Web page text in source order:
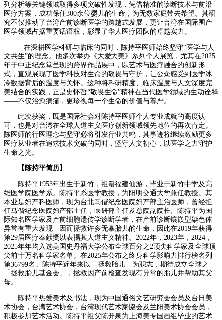
列分析等关键领域取得多项突破性发现，凭借精准的诊断技术与前沿
医疗方案，成功保住300余位婴儿的生命，为无数家庭带去希望。其研
究不仅推动了台湾产前诊断医学的跨越式发展，更让台湾在国际围产
医学领域占据重要话语权，彰显了华人医疗团队的卓越实力。
在深耕医学科研与临床的同时，陈持平医师始终坚守“医学与人
文共生”的理念。他多次举办《大爱大美》系列个人展览，尤其在2025
年于中正纪念堂呈现的跨界作品展中，以艺术与医疗融合的创新形
式，直观展现了医学科技对生命的敬畏与守护，让公众感受到医学冰
冷数据背后的温度与关怀。这种将科研精度、临床温度与人文深度完
美结合的实践，正是史怀哲“敬畏生命”精神在当代医学领域的生动诠释
——不仅治愈病痛，更珍视每一个生命的价值与尊严。
此次获奖，既是国际社会对陈持平医师个人专业成就的高度认
可，也是对台湾在全球人道主义医疗创新领域领先地位的再次肯定。
陈医师的行医理念与坚守必将引发行业共鸣，其事迹将继续激励更多
医疗从业者在追求技术突破的同时，坚守人文初心，以医学之力守护
生命之光。
【陈持平简历】
陈持平1953年出生于新竹，祖籍福建仙游，毕业于新竹中学及高
雄医学院医学系。陈持平系医学教授，为阳明交通大学兼任教授。其
本业是妇产科医师，现为台北马偕纪念医院妇产部主治医师，曾经担
任马偕纪念医院妇产部主任，医研部主任及总院副院长。陈持平为国
际知名医学家及产前细胞遗传学诊断学者，在产前诊断镶嵌型染色体
异常有重大发现，因而拯救许多无辜胎儿的生命，因此在2019年获得
第29届医疗奉献奬以表掦其人道主义精神。2022年，2023年，2024，
2025年年均入选美国史丹福大学公布全球百分之2顶尖科学家及全球顶
尖前十万名科学家名单。在2025年公布之终身科学影响力排行榜名列
第36799名。陈持平近年来以「拯救胎儿」为职志，期待成立全球之
「拯救胎儿基金会」，拯救因产前检查发现有异常的胎儿并帮助其父
母。
陈持平热爱美术及书法，现为中国通俗文艺研究会会员及台日美
术协会，台湾艺术协会，台湾现代艺术家恊会及兰阳美术协会会员，
积极参加艺术活动。陈持平祖父陈开泉为上海美专国画组毕业的艺术